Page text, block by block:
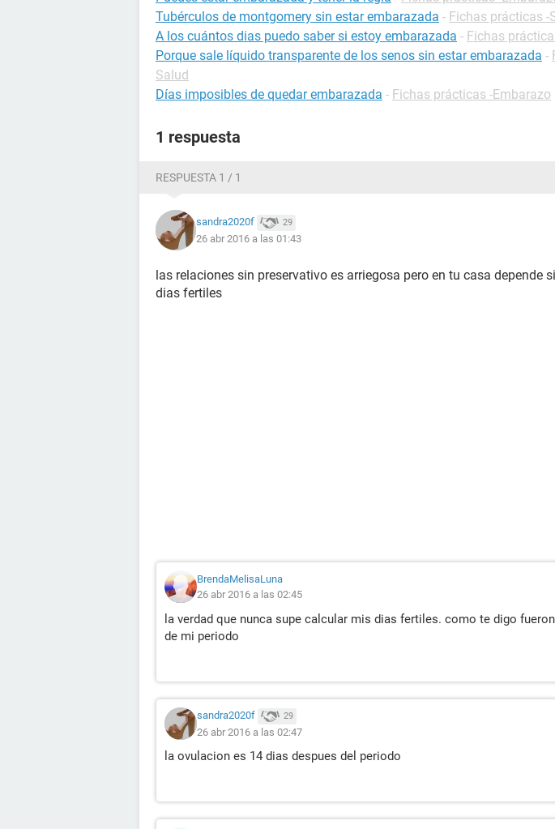
Tubérculos de montgomery sin estar embarazada - Fichas prácticas -
A los cuántos dias puedo saber si estoy embarazada - Fichas
Porque sale líquido transparente de los senos sin estar embarazada -
Salud
Días imposibles de quedar embarazada - Fichas prácticas -Embarazo
1 respuesta
RESPUESTA 1 / 1
sandra2020f 29
26 abr 2016 a las 01:43
las relaciones sin preservativo es arriegosa pero en tu casa depende
dias fertiles
BrendaMelisaLuna
26 abr 2016 a las 02:45
la verdad que nunca supe calcular mis dias fertiles. como te digo
de mi periodo
sandra2020f 29
26 abr 2016 a las 02:47
la ovulacion es 14 dias despues del periodo